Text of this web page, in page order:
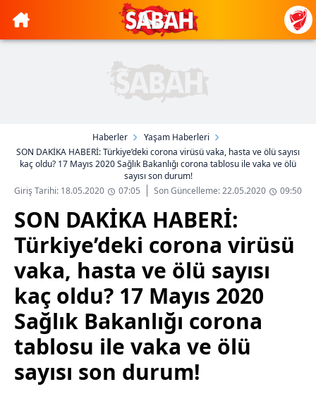
Haberler
Yaşam Haberleri
SON DAKİKA HABERİ: Türkiye’deki corona virüsü vaka, hasta ve ölü sayısı
kaç oldu? 17 Mayıs 2020 Sağlık Bakanlığı corona tablosu ile vaka ve ölü
sayısı son durum!
Giriş Tarihi: 18.05.2020
07:05 Son Güncelleme: 22.05.2020 09:50
SON DAKİKA HABERİ:
Türkiye’deki corona virüsü
vaka, hasta ve ölü sayısı
kaç oldu? 17 Mayıs 2020
Sağlık Bakanlığı corona
tablosu ile vaka ve ölü
sayısı son durum!